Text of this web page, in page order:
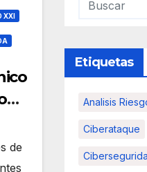
XXI
de
Etiquetas
Analisis
Ciberataque